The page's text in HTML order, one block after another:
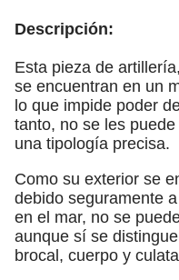
Descripción:
Esta pieza de
se encuentran en un
lo que impide poder
tanto, no se les
una tipología precisa.
Como su exterior se
debido seguramente
en el mar, no se
aunque sí se
brocal, cuerpo y